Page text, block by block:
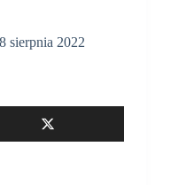
sierpnia 2022